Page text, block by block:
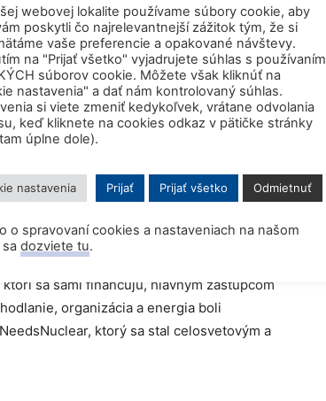
Rolls-Royce, ktoré vedie Tom Samson.
aby sa dostal do fázy udeľovania licencií,
Tom získať investície vo výške 210 miliónov
mohla vláda Spojeného kráľovstva
Vďaka tomu Tom a projekt Rolls-Royce
miest.
úžasnú prácu Jadrového inštitútu
generácie a jej zástancov z celého
sa sami financujú, hlavným zástupcom
organizácia a energia boli
ktorý sa stal celosvetovým a
webovej lokalite používame súbory cookie, aby
poskytli čo najrelevantnejší zážitok tým, že si
vaše preferencie a opakované návštevy.
na "Prijať všetko" vyjadrujete súhlas s používaním
súborov cookie. Môžete však kliknúť na
nastavenia" a dať nám kontrolovaný súhlas.
si viete zmeniť kedykoľvek, vrátane odvolania
keď kliknete na cookies odkaz v pätičke stránky
úplne dole).
nastavenia Prijať Prijať všetko Odmietnuť
o spravovaní cookies a nastaveniach na našom
dozviete tu.